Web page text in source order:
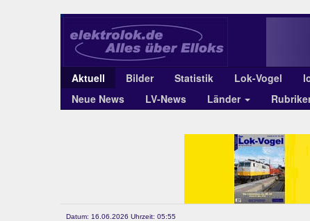
Aktuell Bilder Statistik Lok-Vogel
Neue News
LV-News Länder
Datum: 16.06.2026 Uhrzeit: 05:55